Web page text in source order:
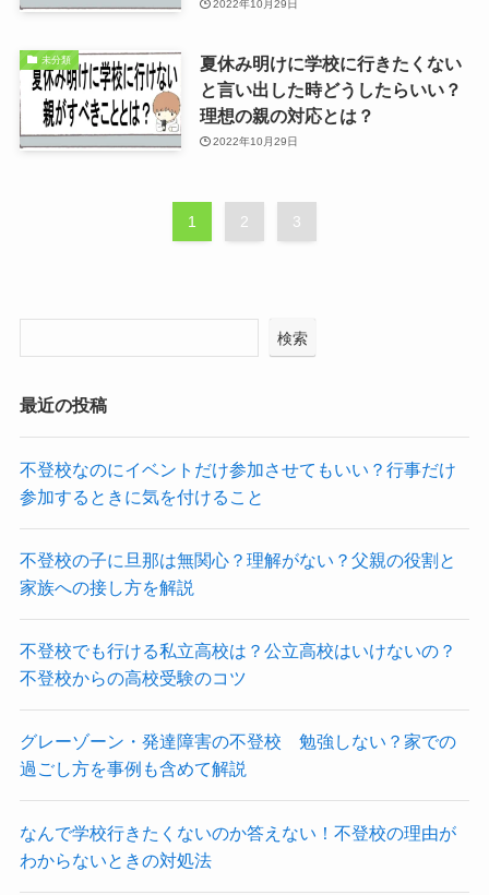
2022年10月29日
未分類
夏休み明けに学校に行きたくない
と言い出した時どうしたらいい？
理想の親の対応とは？
2022年10月29日
1 2 3
検索
最近の投稿
不登校なのにイベントだけ参加させてもいい？行事だけ
参加するときに気を付けること
不登校の子に旦那は無関心？理解がない？父親の役割と
家族への接し方を解説
不登校でも行ける私立高校は？公立高校はいけないの？
不登校からの高校受験のコツ
グレーゾーン・発達障害の不登校 勉強しない？家での
過ごし方を事例も含めて解説
なんで学校行きたくないのか答えない！不登校の理由が
わからないときの対処法